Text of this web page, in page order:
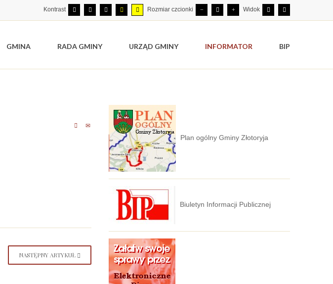
Kontrast Rozmiar czcionki Widok
GMINA RADA GMINY URZĄD GMINY INFORMATOR BIP
NASTĘPNY ARTYKUŁ
Plan ogólny Gminy Złotoryja
Biuletyn Informacji Publicznej